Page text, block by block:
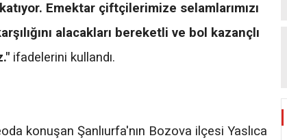
Emektar çiftçilerimize selamlarımızı
alacakları bereketli ve bol kazançlı
ifadelerini kullandı.
konuşan Şanlıurfa'nın Bozova ilçesi Yaslıca